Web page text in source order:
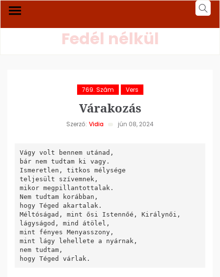
Fedél nélkül
769. Szám Vers
Várakozás
Szerző: Vidia jún 08, 2024
Vágy volt bennem utánad,
bár nem tudtam ki vagy.
Ismeretlen, titkos mélysége
teljesült szívemnek,
mikor megpillantottalak.
Nem tudtam korábban,
hogy Téged akartalak.
Méltóságad, mint ősi Istennőé, Királynői,
lágyságod, mind átölel,
mint fényes Menyasszony,
mint lágy lehellete a nyárnak,
nem tudtam,